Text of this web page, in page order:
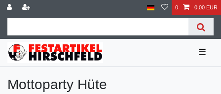
0 0,00 EUR
☰
Mottoparty Hüte